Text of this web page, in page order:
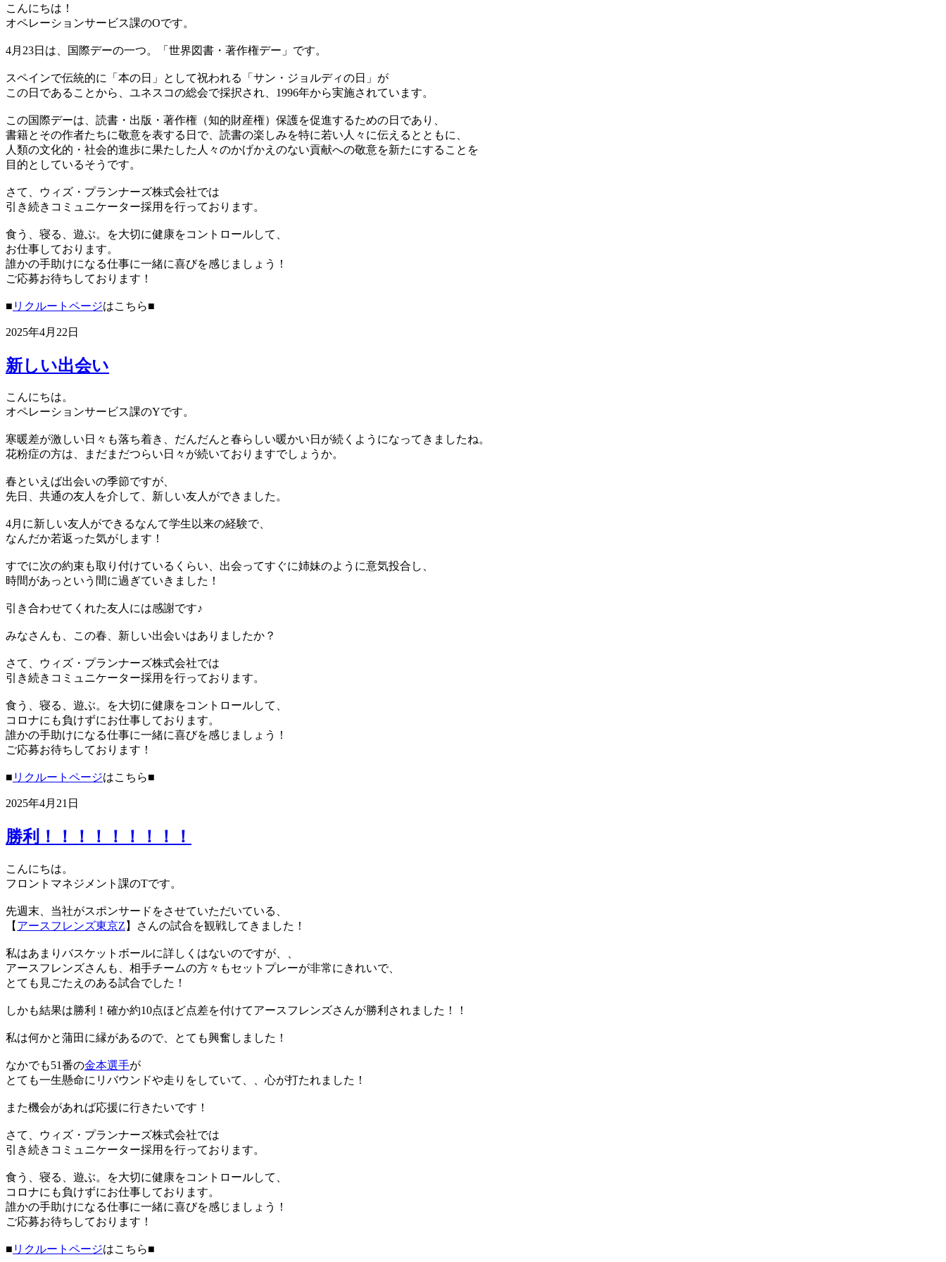
こんにちは！
オペレーションサービス課のOです。
4月23日は、国際デーの一つ。「世界図書・著作権デー」です。
スペインで伝統的に「本の日」として祝われる「サン・ジョルディの日」が
この日であることから、ユネスコの総会で採択され、1996年から実施されています。
この国際デーは、読書・出版・著作権（知的財産権）保護を促進するための日であり、
書籍とその作者たちに敬意を表する日で、読書の楽しみを特に若い人々に伝えるとともに、
人類の文化的・社会的進歩に果たした人々のかげかえのない貢献への敬意を新たにすることを
目的としているそうです。
さて、ウィズ・プランナーズ株式会社では
引き続きコミュニケーター採用を行っております。
食う、寝る、遊ぶ。を大切に健康をコントロールして、
お仕事しております。
誰かの手助けになる仕事に一緒に喜びを感じましょう！
ご応募お待ちしております！
■ リクルートページはこちら■
2025年4月22日
新しい出会い
こんにちは。
オペレーションサービス課のYです。
寒暖差が激しい日々も落ち着き、だんだんと春らしい暖かい日が続くようになってきましたね。
花粉症の方は、まだまだつらい日々が続いておりますでしょうか。
春といえば出会いの季節ですが、
先日、共通の友人を介して、新しい友人ができました。
4月に新しい友人ができるなんて学生以来の経験で、
なんだか若返った気がします！
すでに次の約束も取り付けているくらい、出会ってすぐに姉妹のように意気投合し、
時間があっという間に過ぎていきました！
引き合わせてくれた友人には感謝です♪
みなさんも、この春、新しい出会いはありましたか？
さて、ウィズ・プランナーズ株式会社では
引き続きコミュニケーター採用を行っております。
食う、寝る、遊ぶ。を大切に健康をコントロールして、
コロナにも負けずにお仕事しております。
誰かの手助けになる仕事に一緒に喜びを感じましょう！
ご応募お待ちしております！
■ リクルートページはこちら■
2025年4月21日
勝利！！！！！！！！！
こんにちは。
フロントマネジメント課のTです。
先週末、当社がスポンサードをさせていただいている、
【 アースフレンズ東京Z 】さんの試合を観戦してきました！
私はあまりバスケットボールに詳しくはないのですが、、
アースフレンズさんも、相手チームの方々もセットプレーが非常にきれいで、
とても見ごたえのある試合でした！
しかも結果は勝利！確か約10点ほど点差を付けてアースフレンズさんが勝利されました！！
私は何かと蒲田に縁があるので、とても興奮しました！
なかでも51番の金本選手が
とても一生懸命にリバウンドや走りをしていて、、心が打たれました！
また機会があれば応援に行きたいです！
さて、ウィズ・プランナーズ株式会社では
引き続きコミュニケーター採用を行っております。
食う、寝る、遊ぶ。を大切に健康をコントロールして、
コロナにも負けずにお仕事しております。
誰かの手助けになる仕事に一緒に喜びを感じましょう！
ご応募お待ちしております！
■ リクルートページはこちら■